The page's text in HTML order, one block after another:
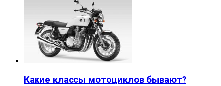
Какие классы мотоциклов бывают?